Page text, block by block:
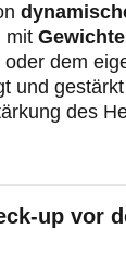
mit
oder dem
und
des
up vor